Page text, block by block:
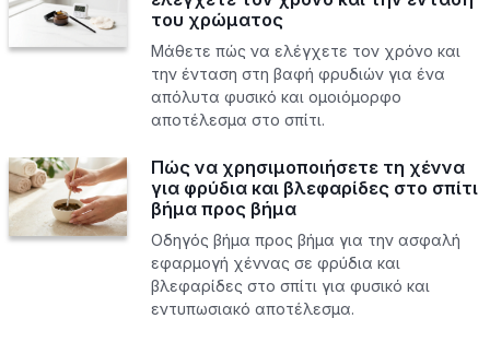
του χρώματος
Μάθετε πώς να ελέγχετε τον χρόνο και
την ένταση στη βαφή φρυδιών για ένα
απόλυτα φυσικό και ομοιόμορφο
αποτέλεσμα στο σπίτι.
Πώς να χρησιμοποιήσετε τη χέννα
για φρύδια και βλεφαρίδες στο σπίτι
βήμα προς βήμα
Οδηγός βήμα προς βήμα για την ασφαλή
εφαρμογή χέννας σε φρύδια και
βλεφαρίδες στο σπίτι για φυσικό και
εντυπωσιακό αποτέλεσμα.